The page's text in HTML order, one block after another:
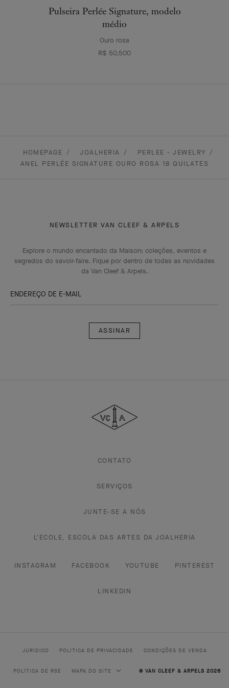
Pulseira Perlée Signature, modelo
médio
Ouro rosa
R$ 50,500
HOMEPAGE JOALHERIA
PERLEE - JEWELRY
ANEL PERLÉE SIGNATURE OURO ROSA 18 QUILATES
NEWSLETTER VAN CLEEF & ARPELS
Explore o mundo encantado da Maison: coleções, eventos e
segredos do savoir-faire. Fique por dentro de todas as novidades
da Van Cleef & Arpels.
ENDEREÇO DE E-MAIL
&
Arpels
CONTATO
SERVIÇOS
JUNTE-SE A NÓS
L'ECOLE, ESCOLA DAS ARTES DA JOALHERIA
INSTAGRAM FACEBOOK YOUTUBE PINTEREST
LINKEDIN
JURÍDICO POLÍTICA DE PRIVACIDADE CONDIÇÕES DE VENDA
POLÍTICA DE RSE MAPA DO SITE © VAN CLEEF & ARPELS 2026